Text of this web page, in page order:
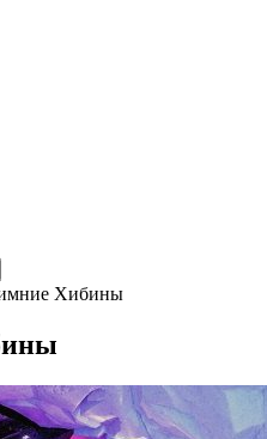
Хибины